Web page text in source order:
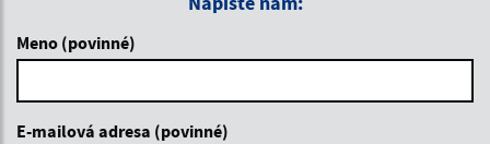
Meno (povinné)
E-mailová adresa (povinné)